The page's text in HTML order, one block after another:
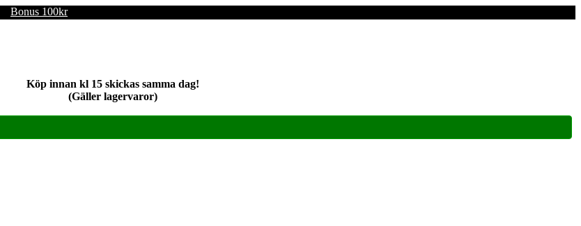
Bonus 100kr
Köp innan kl 15 skickas samma dag!
(Gäller lagervaror)